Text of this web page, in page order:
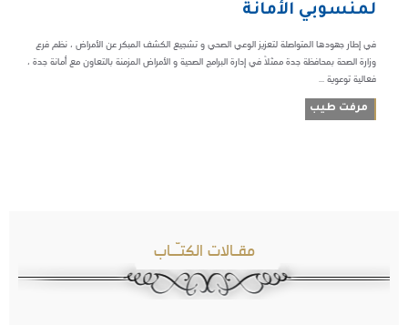
لمنسوبي الأمانة
في إطار جهودها المتواصلة لتعزيز الوعي الصحي و تشجيع الكشف المبكر عن الأمراض ، نظم فرع
وزارة الصحة بمحافظة جدة ممثلاً في إدارة البرامج الصحية و الأمراض المزمنة بالتعاون مع أمانة جدة ،
فعالية توعوية ...
مرفت طيب
مقـالات الكتـّـاب